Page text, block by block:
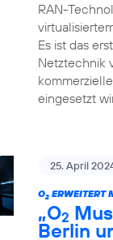
RAN-
Es ist das
Netztechnik
eingesetzt
25. April
O2ERWEITERT
„O2
Berlin